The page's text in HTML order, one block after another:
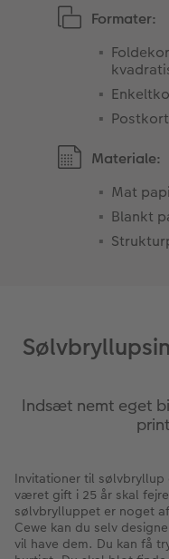
Gratis
Formater:
Materiale:
Mat
Blankt
Indsæt nemt eget
Invitationer til
været gift i 25 år skal
sølvbrylluppet er noget
Cewe kan du selv
vil have dem. Du kan få